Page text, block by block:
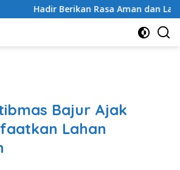
Rasa Aman dan Lancarkan Arus
Bajur Ajak
Lahan